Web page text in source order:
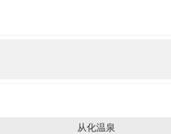
从化温泉